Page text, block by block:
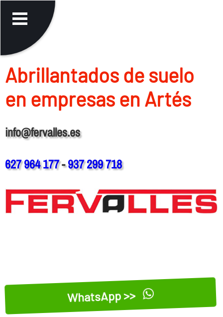
Abrillantados de suelo
en empresas en Artés
info@fervalles.es
627 964 177-937 299 718
WhatsApp >>